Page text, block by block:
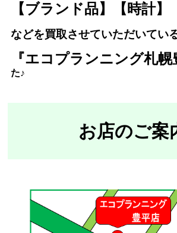
【ブランド品】【時計】
などを買取させていただいてい
『エコプランニング札
た♪
お店のご案